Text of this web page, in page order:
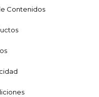
Contenidos